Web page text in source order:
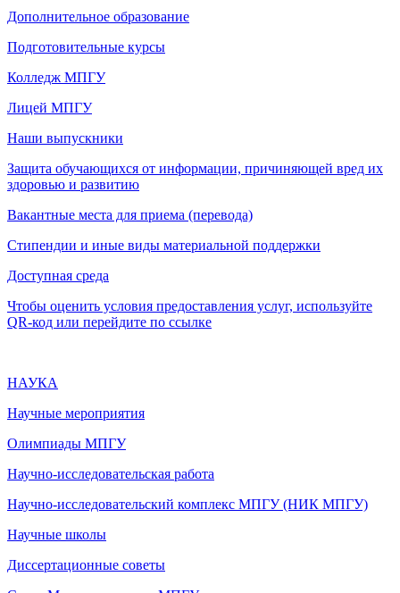
Дополнительное образование
Подготовительные курсы
Колледж МПГУ
Лицей МПГУ
Наши выпускники
Защита обучающихся от информации, причиняющей вред их
здоровью и развитию
Вакантные места для приема (перевода)
Стипендии и иные виды материальной поддержки
Доступная среда
Чтобы оценить условия предоставления услуг, используйте
QR-код или перейдите по ссылке
НАУКА
Научные мероприятия
Олимпиады МПГУ
Научно-исследовательская работа
Научно-исследовательский комплекс МПГУ (НИК МПГУ)
Научные школы
Диссертационные советы